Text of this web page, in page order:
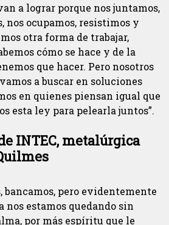
a lograr porque nos juntamos,
nos ocupamos, resistimos y
otra forma de trabajar,
cómo se hace y de la
que hacer. Pero nosotros
a buscar en soluciones
en quienes piensan igual que
esta ley para pelearla juntos”.
INTEC, metalúrgica
bancamos, pero evidentemente
estamos quedando sin
por más espíritu que le